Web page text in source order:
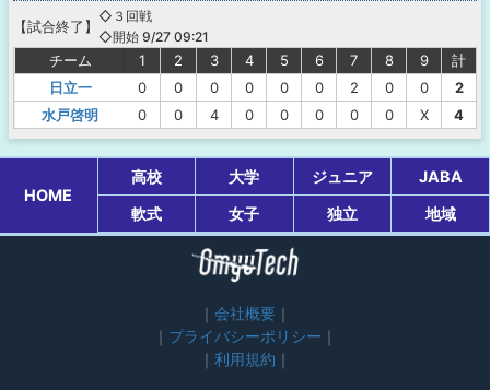
【試合終了 】
◇３回戦
◇開始 9/27 09:21
チーム 1 2 3 4 5 6 7 8 9
計
日立一
0 0 0 0 0 0 2 0 0
2
水戸啓明
0 0 4 0 0 0 0 0 X 4
HOME
高校 大学 ジュニア
JABA
軟式
女子 独立 地域
会社概要
プライバシーポリシー
利用規約